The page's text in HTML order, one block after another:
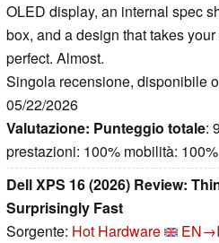
OLED display, an internal spec
box, and a design that takes
perfect. Almost.
Singola recensione, disponibile
05/22/2026
Valutazione: Punteggio totale:
prestazioni: 100% mobilità:
Dell XPS 16 (2026) Review:
Surprisingly Fast
Sorgente: Hot Hardware